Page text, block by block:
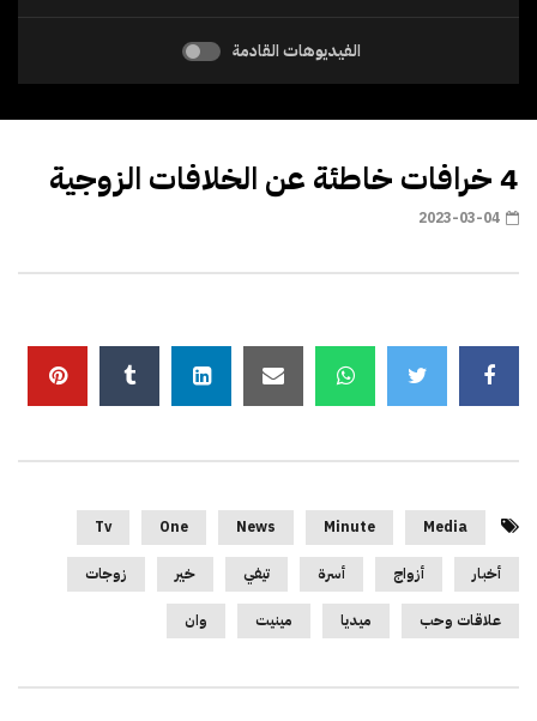
الفيديوهات القادمة
4 خرافات خاطئة عن الخلافات الزوجية
2023-03-04
Media
Minute
News
One
Tv
أخبار أزواج أسرة تيفي خير زوجات
علاقات وحب ميديا مينيت وان